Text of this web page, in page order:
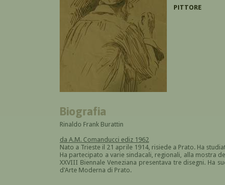
PITTORE
Biografia
Rinaldo Frank Burattin
da A.M. Comanducci ediz 1962
Nato a Trieste il 21 aprile 1914, risiede a Prato. Ha
Ha partecipato a varie sindacali, regionali, alla mostra
XXVIII Biennale Veneziana presentava tre disegni. Ha
d'Arte Moderna di Prato.